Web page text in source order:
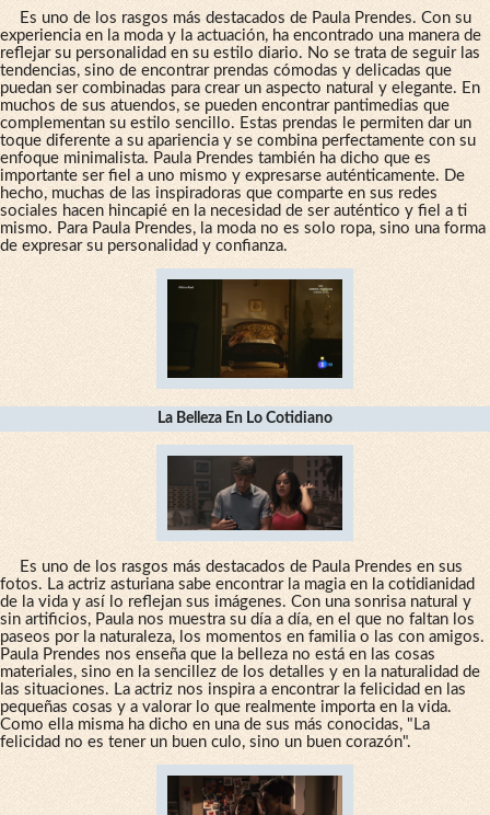
Es uno de los rasgos más destacados de Paula Prendes. Con su
experiencia en la moda y la actuación, ha encontrado una manera de
reflejar su personalidad en su estilo diario. No se trata de seguir las
tendencias, sino de encontrar prendas cómodas y delicadas que
puedan ser combinadas para crear un aspecto natural y elegante. En
muchos de sus atuendos, se pueden encontrar pantimedias que
complementan su estilo sencillo. Estas prendas le permiten dar un
toque diferente a su apariencia y se combina perfectamente con su
enfoque minimalista. Paula Prendes también ha dicho que es
importante ser fiel a uno mismo y expresarse auténticamente. De
hecho, muchas de las inspiradoras que comparte en sus redes
sociales hacen hincapié en la necesidad de ser auténtico y fiel a ti
mismo. Para Paula Prendes, la moda no es solo ropa, sino una forma
de expresar su personalidad y confianza.
La Belleza En Lo Cotidiano
Es uno de los rasgos más destacados de Paula Prendes en sus
fotos. La actriz asturiana sabe encontrar la magia en la cotidianidad
de la vida y así lo reflejan sus imágenes. Con una sonrisa natural y
sin artificios, Paula nos muestra su día a día, en el que no faltan los
paseos por la naturaleza, los momentos en familia o las con amigos.
Paula Prendes nos enseña que la belleza no está en las cosas
materiales, sino en la sencillez de los detalles y en la naturalidad de
las situaciones. La actriz nos inspira a encontrar la felicidad en las
pequeñas cosas y a valorar lo que realmente importa en la vida.
Como ella misma ha dicho en una de sus más conocidas, "La
felicidad no es tener un buen culo, sino un buen corazón".